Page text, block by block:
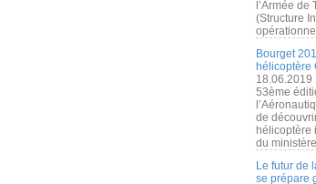
l’Armée
(Structure
Bourget
hélicoptère
18.06.2019
53ème
de
hélicoptère
du
Le futur de
se prépare